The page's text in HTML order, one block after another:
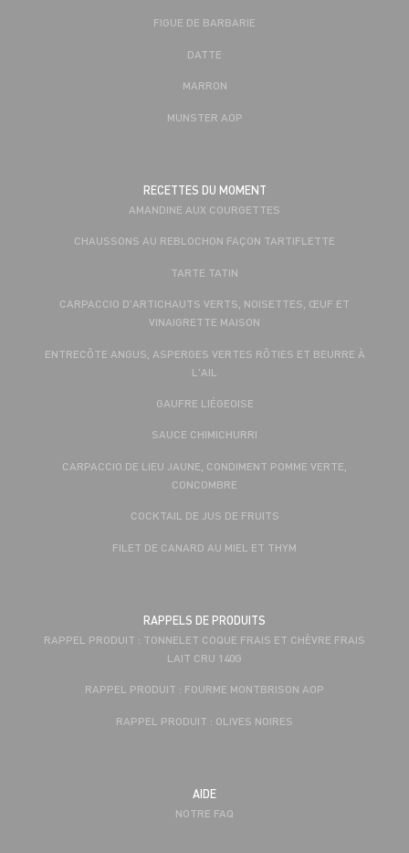
FIGUE DE BARBARIE
DATTE
MARRON
MUNSTER AOP
RECETTES DU MOMENT
AMANDINE AUX COURGETTES
CHAUSSONS AU REBLOCHON FAÇON TARTIFLETTE
TARTE TATIN
CARPACCIO D'ARTICHAUTS VERTS, NOISETTES, ŒUF ET
VINAIGRETTE MAISON
ENTRECÔTE ANGUS, ASPERGES VERTES RÔTIES ET BEURRE À
L'AIL
GAUFRE LIÉGEOISE
SAUCE CHIMICHURRI
CARPACCIO DE LIEU JAUNE, CONDIMENT POMME VERTE,
CONCOMBRE
COCKTAIL DE JUS DE FRUITS
FILET DE CANARD AU MIEL ET THYM
RAPPELS DE PRODUITS
RAPPEL PRODUIT : TONNELET COQUE FRAIS ET CHÈVRE FRAIS
LAIT CRU 140G
RAPPEL PRODUIT : FOURME MONTBRISON AOP
RAPPEL PRODUIT : OLIVES NOIRES
AIDE
NOTRE FAQ